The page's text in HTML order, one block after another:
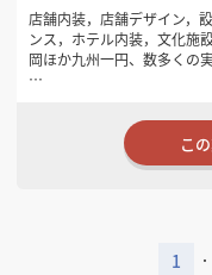
店舗内装，店舗デザイン，
ンス，ホテル内装，文化施
岡ほか九州一円、数多くの
の混合造作など、化粧品コ
ます。それ以外に、自社で
ニングにも力 を入れてい
こ
1